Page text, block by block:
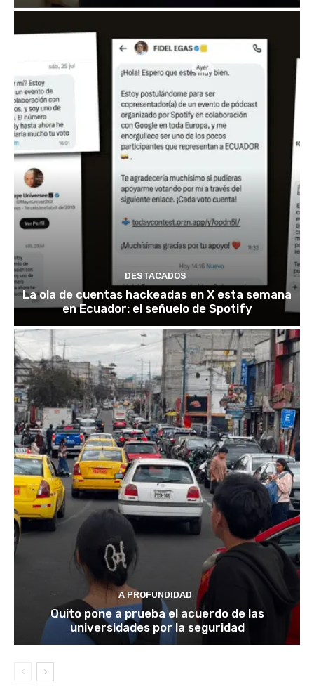
DESTACADOS
La ola de cuentas hackeadas en X esta semana
en Ecuador: el señuelo de Spotify
A PROFUNDIDAD
Quito pone a prueba el acuerdo de las
universidades por la seguridad